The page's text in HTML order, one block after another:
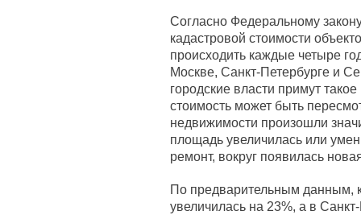
Согласно Федеральному
кадастровой стоимости
происходить каждые четыре
Москве, Санкт-Петербурге и
городские власти примут
стоимость может быть
недвижимости произошли
площадь увеличилась или
ремонт, вокруг появилась
По предварительным данным,
увеличилась на 23%, а в